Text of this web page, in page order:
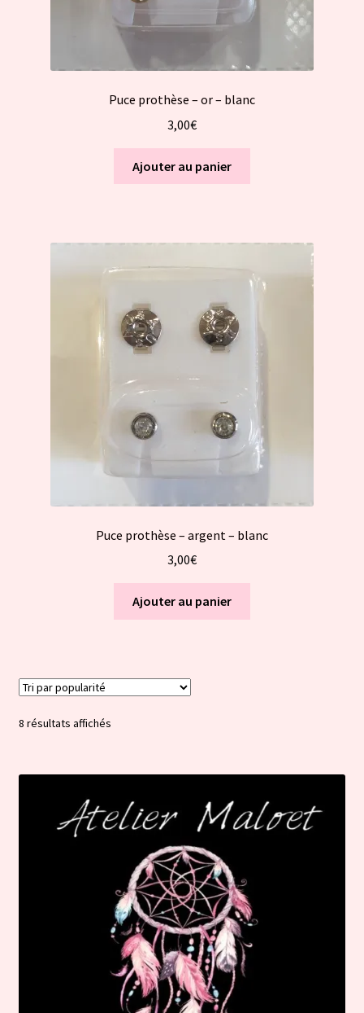
Puce prothèse – or – blanc
3,00€
Ajouter au panier
Puce prothèse – argent – blanc
3,00€
Ajouter au panier
8 résultats affichésTrié